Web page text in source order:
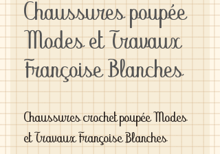
Chaussures poupée
Modes et Travaux
Françoise Blanches
Chaussures crochet poupée Modes
et Travaux Françoise Blanches